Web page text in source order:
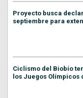
Proyecto busca
septiembre para
Ciclismo del Biobío
los Juegos Olímpicos